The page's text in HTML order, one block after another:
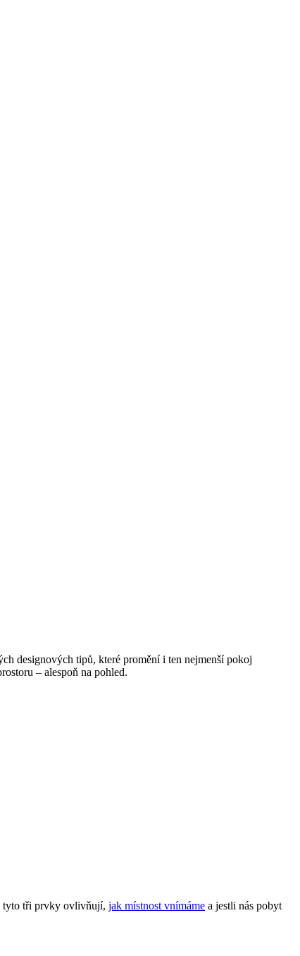
designových tipů, které promění i ten nejmenší pokoj
– alespoň na pohled.
tyto tři prvky ovlivňují, jak místnost vnímáme a jestli nás pobyt